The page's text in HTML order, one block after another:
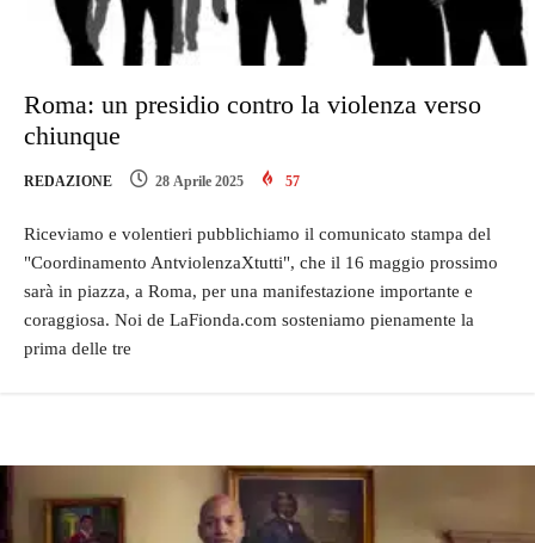
Roma: un presidio contro la violenza verso
chiunque
REDAZIONE 28 Aprile 2025 57
Riceviamo e volentieri pubblichiamo il comunicato stampa del
"Coordinamento AntviolenzaXtutti", che il 16 maggio prossimo
sarà in piazza, a Roma, per una manifestazione importante e
coraggiosa. Noi de LaFionda.com sosteniamo pienamente la
prima delle tre